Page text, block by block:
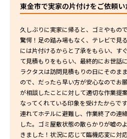
東金市で実家の片付けをご依頼
久しぶりに実家に帰ると、ゴミやもの
驚愕！足の踏み場もなく、テレビで見
には片付けるからと了承をもらい、す
て見積もりをもらい、最終的にお世話
ラクタスは訪問見積もりの日にそのま
ので、だったら早い方が安心なのでお
が相談したことに対して適切な作業提
なってくれている印象を受けたからで
連れてホテルに避難し、作業終了の連
した。ゴミ屋敷状態の散らかりが嘘の
きました！状況に応じて臨機応変に対